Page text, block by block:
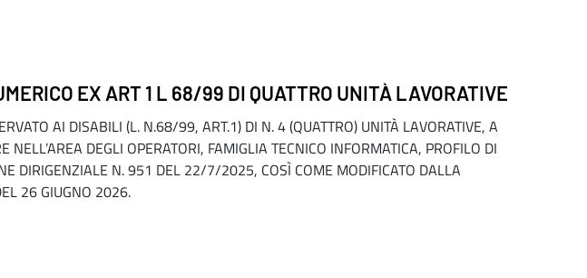
EX ART 1 L 68/99 DI QUATTRO UNITÀ LAVORATIVE
AI DISABILI (L. N.68/99, ART.1) DI N. 4 (QUATTRO) UNITÀ LAVORATIVE, A
DEGLI OPERATORI, FAMIGLIA TECNICO INFORMATICA, PROFILO DI
DIRIGENZIALE N. 951 DEL 22/7/2025, COSÌ COME MODIFICATO DALLA
26 GIUGNO 2026.